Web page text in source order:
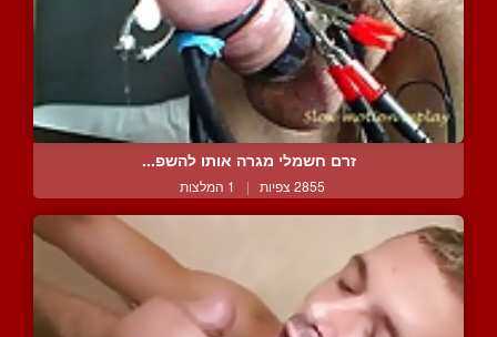
זרם חשמלי מגרה אותו להשפ...
2855 צפיות | 1 המלצות